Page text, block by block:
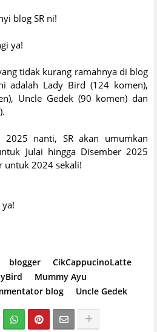
blog SR ni!
ya!
tidak kurang ramahnya di blog
adalah Lady Bird (124 komen),
Uncle Gedek (90 komen) dan
2025 nanti, SR akan umumkan
Julai hingga Disember 2025
untuk 2024 sekali!
blogger
CikCappucinoLatte
Mummy Ayu
blog Uncle Gedek